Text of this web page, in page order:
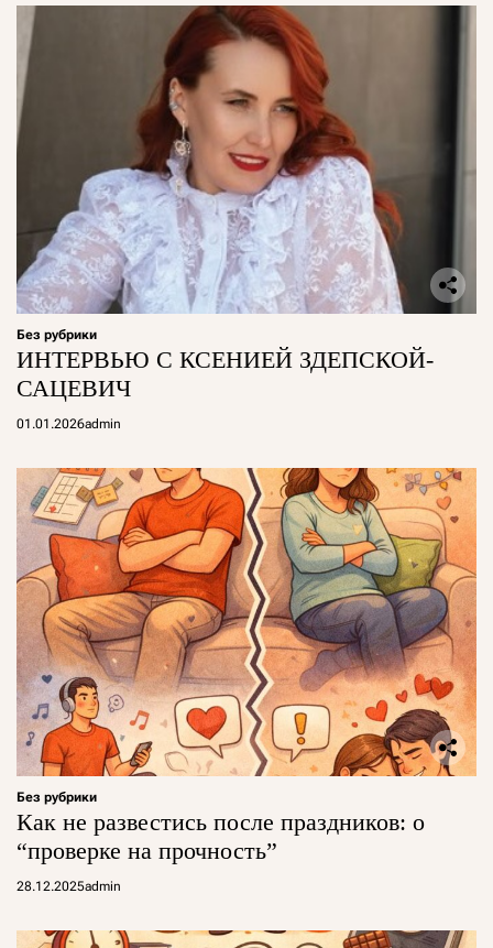
Без рубрики
ИНТЕРВЬЮ С КСЕНИЕЙ ЗДЕПСКОЙ-
САЦЕВИЧ
01.01.2026admin
Без рубрики
Как не развестись после праздников: о
“проверке на прочность”
28.12.2025admin